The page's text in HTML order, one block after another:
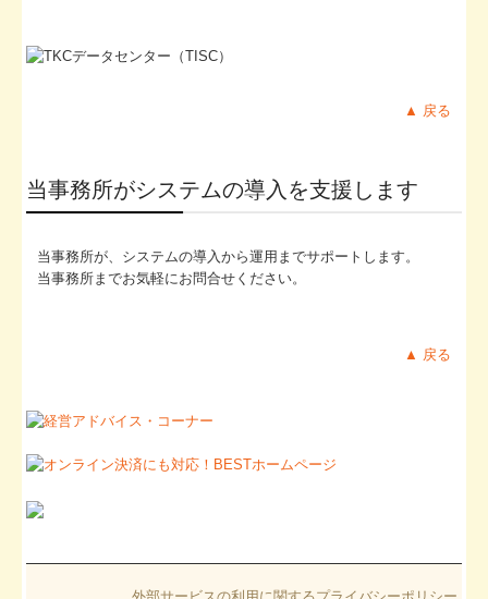
▲ 戻る
当事務所がシステムの導入を支援します
当事務所が、システムの導入から運用までサポートします。
当事務所までお気軽にお問合せください。
▲ 戻る